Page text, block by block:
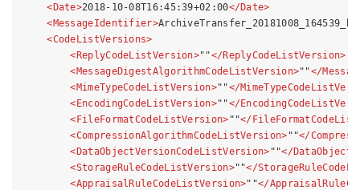
< Date>2018-10-08T16:45:39+02:00</Date>
<MessageIdentifier>
<CodeListVersions>
< ReplyCodeListVersion>""</ReplyCodeListVersion>
<MessageDigestAlgorithmCodeListVersion>""</
<MimeTypeCodeListVersion>""</
< EncodingCodeListVersion>""</
< FileFormatCodeListVersion> ""</
<CompressionAlgorithmCodeListVersion> ""</
< DataObjectVersionCodeListVersion> ""</
<StorageRuleCodeListVersion>""</
<AppraisalRuleCodeListVersion>""</